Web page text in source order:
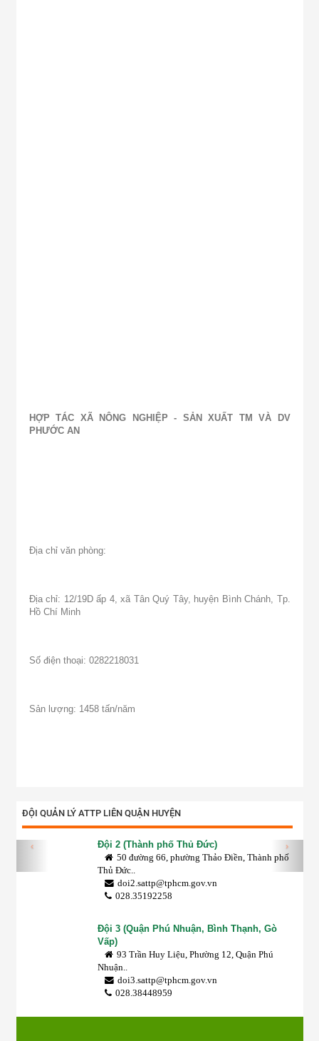
HỢP TÁC XÃ NÔNG NGHIỆP - SẢN XUẤT TM VÀ DV
PHƯỚC AN
Địa chỉ văn phòng:
Địa chỉ: 12/19D ấp 4, xã Tân Quý Tây, huyện Bình Chánh, Tp.
Hồ Chí Minh
Số điện thoại: 0282218031
Sản lượng: 1458 tấn/năm
ĐỘI QUẢN LÝ ATTP LIÊN QUẬN HUYỆN
Đội 2 (Thành phố Thủ Đức)
50 đường 66, phường Thảo Điền, Thành phố
Thủ Đức..
doi2.sattp@tphcm.gov.vn
028.35192258
Đội 3 (Quận Phú Nhuận, Bình Thạnh, Gò
Vấp)
93 Trần Huy Liệu, Phường 12, Quận Phú
Nhuận..
doi3.sattp@tphcm.gov.vn
028.38448959
‹ ›